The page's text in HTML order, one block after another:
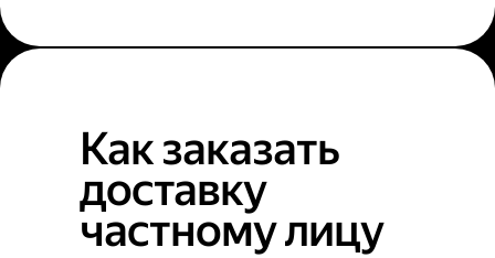
Как заказать
доставку
частному лицу